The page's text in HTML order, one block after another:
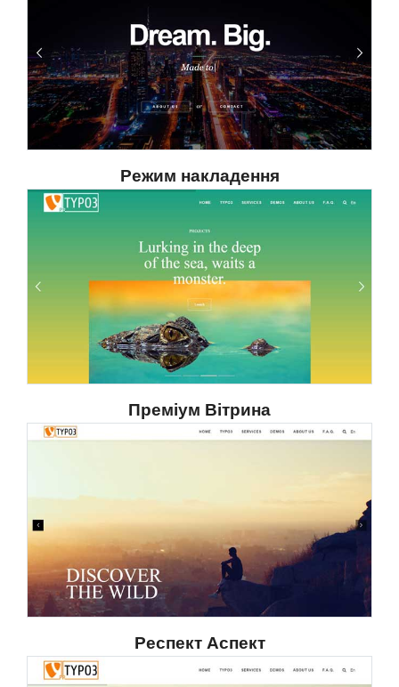
Режим накладення
Преміум Вітрина
Респект Аспект